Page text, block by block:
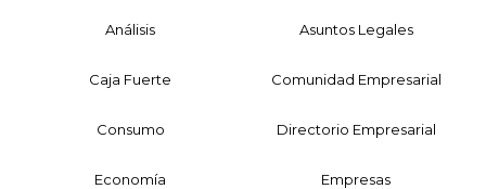
Análisis Asuntos Legales
Caja Fuerte Comunidad Empresarial
Consumo Directorio Empresarial
Economía Empresas